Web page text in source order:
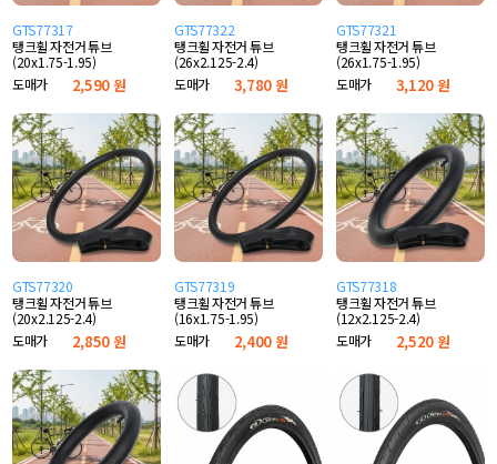
GTS77317
탱크휠 자전거 튜브
(20x1.75-1.95)
도매가
2,590 원
GTS77322
탱크휠 자전거 튜브
(26x2.125-2.4)
도매가
3,780 원
GTS77321
탱크휠 자전거 튜브
(26x1.75-1.95)
도매가
3,120 원
GTS77320
탱크휠 자전거 튜브
(20x2.125-2.4)
도매가
2,850 원
GTS77319
탱크휠 자전거 튜브
(16x1.75-1.95)
도매가
2,400 원
GTS77318
탱크휠 자전거 튜브
(12x2.125-2.4)
도매가
2,520 원